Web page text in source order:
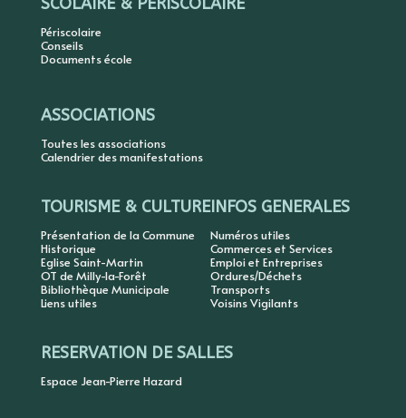
Périscolaire
Conseils
Documents école
ASSOCIATIONS
Toutes les associations
Calendrier des manifestations
TOURISME & CULTURE
Présentation de la Commune
Historique
Eglise Saint-Martin
OT de Milly-la-Forêt
Bibliothèque Municipale
Liens utiles
INFOS GENERALES
Numéros utiles
Commerces et Services
Emploi et Entreprises
Ordures/Déchets
Transports
Voisins Vigilants
RESERVATION DE SALLES
Espace Jean-Pierre Hazard